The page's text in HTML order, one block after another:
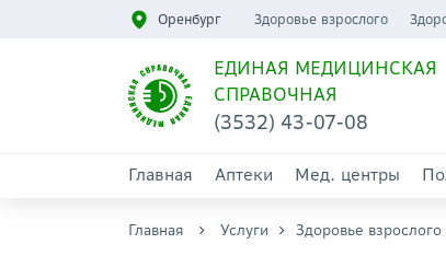
Оренбург Здоровье взрослого
ЕДИНАЯ МЕДИЦИНСКАЯ
СПРАВОЧНАЯ
(3532) 43-07-08
Главная Аптеки Мед. центры
Главная Услуги Здоровье взрослого